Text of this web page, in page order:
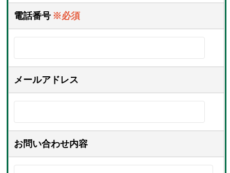
電話番号 ※必須
メールアドレス
お問い合わせ内容